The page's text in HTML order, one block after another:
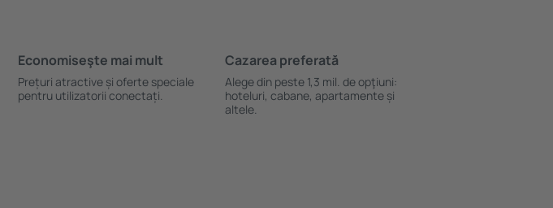
Economiseşte mai mult
Prețuri atractive și oferte speciale
pentru utilizatorii conectați.
Cazarea preferată
Alege din peste 1,3 mil. de opţiuni:
hoteluri, cabane, apartamente și
altele.